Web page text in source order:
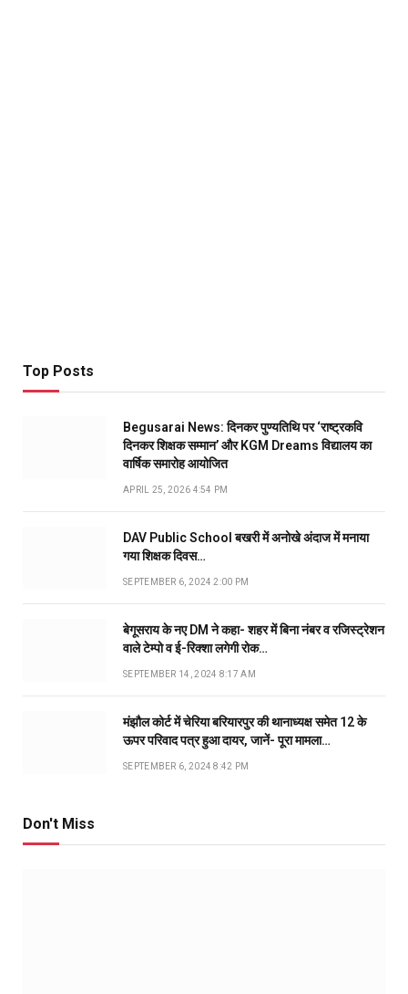
Top Posts
Begusarai News: दिनकर पुण्यतिथि पर ‘राष्ट्रकवि
दिनकर शिक्षक सम्मान’ और KGM Dreams विद्यालय का
वार्षिक समारोह आयोजित
APRIL 25, 2026 4:54 PM
DAV Public School बखरी में अनोखे अंदाज में मनाया
गया शिक्षक दिवस…
SEPTEMBER 6, 2024 2:00 PM
बेगूसराय के नए DM ने कहा- शहर में बिना नंबर व रजिस्ट्रेशन
वाले टेम्पो व ई-रिक्शा लगेगी रोक…
SEPTEMBER 14, 2024 8:17 AM
मंझौल कोर्ट में चेरिया बरियारपुर की थानाध्यक्ष समेत 12 के
ऊपर परिवाद पत्र हुआ दायर, जानें- पूरा मामला…
SEPTEMBER 6, 2024 8:42 PM
Don't Miss